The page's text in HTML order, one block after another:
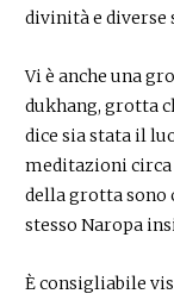
divinità e diverse
Vi è anche una
dukhang, grotta
dice sia stata il
meditazioni
della grotta sono
stesso Naropa
È consigliabile